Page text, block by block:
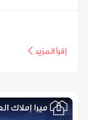
إقرأ المزيد